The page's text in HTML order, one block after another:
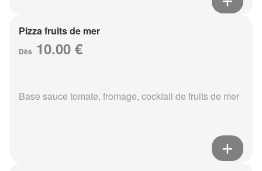
Pizza fruits de mer
Dès 10.00 €
Base sauce tomate, fromage, cocktail de fruits de mer